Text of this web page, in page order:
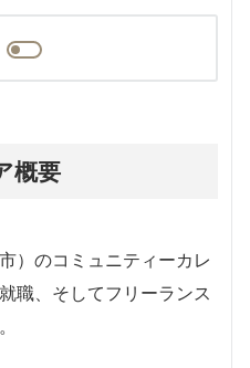
概要
）のコミュニティーカレ
職、そしてフリーランス